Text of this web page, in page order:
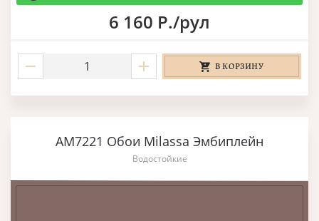
6 160 Р./рул
В КОРЗИНУ
AM7221 Обои Milassa Эмбиплейн
Водостойкие